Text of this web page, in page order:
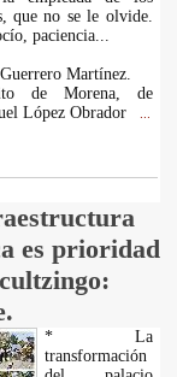
que no se le olvide.
paciencia...
Martínez.
de Morena, de
López Obrador
es prioridad
* La
transformación